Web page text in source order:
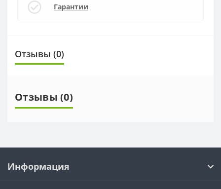
Гарантии
Отзывы (0)
Отзывы (0)
Информация